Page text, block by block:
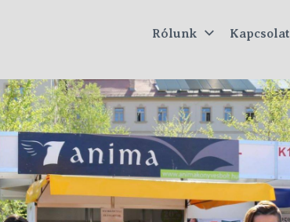
Rólunk Kapcsolat